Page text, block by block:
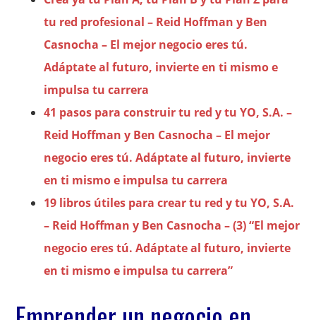
tu red profesional – Reid Hoffman y Ben
Casnocha – El mejor negocio eres tú.
Adáptate al futuro, invierte en ti mismo e
impulsa tu carrera
41 pasos para construir tu red y tu YO, S.A. –
Reid Hoffman y Ben Casnocha – El mejor
negocio eres tú. Adáptate al futuro, invierte
en ti mismo e impulsa tu carrera
19 libros útiles para crear tu red y tu YO, S.A.
– Reid Hoffman y Ben Casnocha – (3) “El mejor
negocio eres tú. Adáptate al futuro, invierte
en ti mismo e impulsa tu carrera”